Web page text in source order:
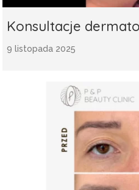
Konsultacje
9 listopada 2025